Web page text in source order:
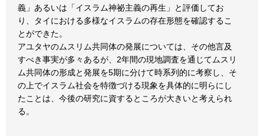
義」あるいは「イスラム神祕主義の再生」と評価してお
り、タイにおける多様なイスラムの存在形態を確認するこ
とができた。
アユタヤのムスリム共同体の発展については、その他言及
すべき事実が多々あるが、2年間の現地調査を通じてムスリ
ム共同体の形成と発展を5期に分けて時系列的に考察し、そ
の上でイスラム社会を特徴づける現象を具体的に明らにし
たことは、今後の研究に資するところが大きいと考えられ
る。